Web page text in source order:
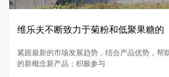
维乐夫不断致力于菊粉和低聚果糖的
紧跟最新的市场发展趋势，结合产品优势，帮
的新概念新产品；积极参与